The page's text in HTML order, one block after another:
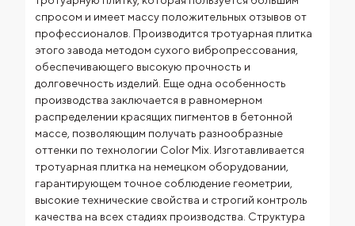
спросом и имеет массу положительных отзывов от
профессионалов. Производится тротуарная плитка
этого завода методом сухого вибропрессования,
обеспечивающего высокую прочность и
долговечность изделий. Еще одна особенность
производства заключается в равномерном
распределении красящих пигментов в бетонной
массе, позволяющим получать разнообразные
оттенки по технологии Color Mix. Изготавливается
тротуарная плитка на немецком оборудовании,
гарантирующем точное соблюдение геометрии,
высокие технические свойства и строгий контроль
качества на всех стадиях производства. Структура